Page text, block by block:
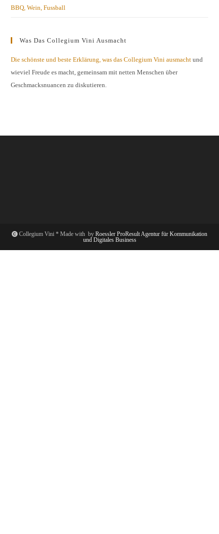
BBQ, Wein, Fussball
Was Das Collegium Vini Ausmacht
Die schönste und beste Erklärung, was das Collegium Vini ausmacht und
wieviel Freude es macht, gemeinsam mit netten Menschen über
Geschmacksnuancen zu diskutieren.
Collegium Vini * Made with by Roessler ProResult Agentur für Kommunikation
und Digitales Business